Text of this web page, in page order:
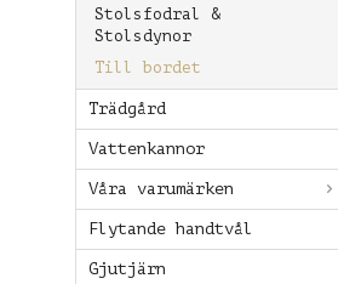
Stolsfodral &
Stolsdynor
Till bordet
Trädgård
Vattenkannor
Våra varumärken
Flytande handtvål
Gjutjärn